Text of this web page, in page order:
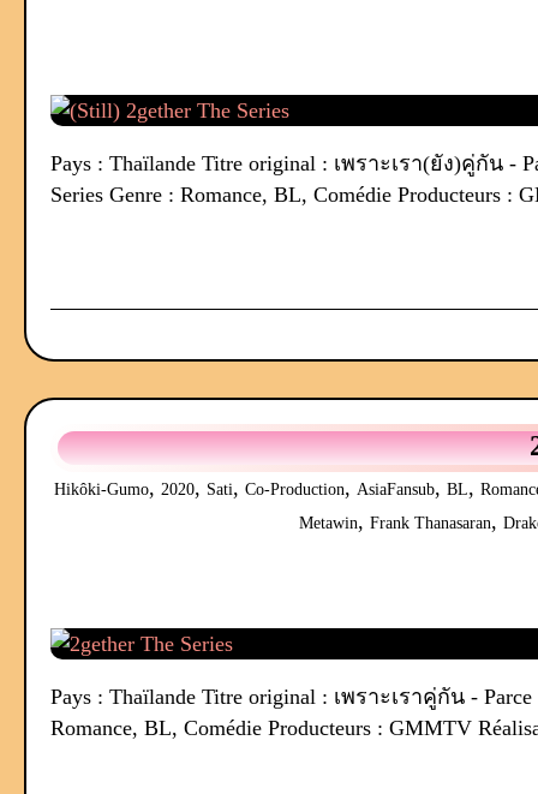
Pays : Thaïlande Titre original : เพราะเรา(ยัง)คู่กัน -
Series Genre : Romance, BL, Comédie Producteurs
Hikôki-Gumo, 2020, Sati, Co-Production, AsiaFansub, BL,
Metawin, Frank Thanasaran,
Pays : Thaïlande Titre original : เพราะเราคู่กัน - Parce
Romance, BL, Comédie Producteurs : GMMTV